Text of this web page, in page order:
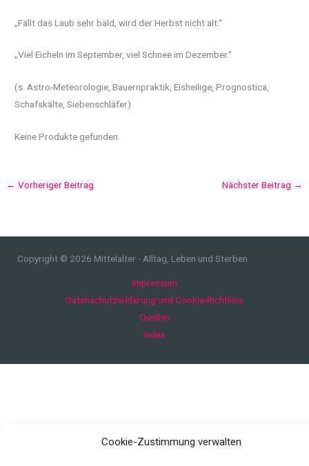
Cookie-Zustimmung verwalten
„Fällt das Laub sehr bald, wird der Herbst nicht alt.“
„Viel Eicheln im September, viel Schnee im Dezember.“
(s. Astro-Meteorologie, Bauernpraktik, Eisheilige, Prognostica,
Schafskälte, Siebenschläfer)
Keine Produkte gefunden.
← Vorheriger Beitrag Nächster Beitrag →
Copyright © 2026 Mittelalter - Alltag, Leben und Sterben
Impressum
Datenschutzerklärung und Cookie-Richtlinie
Quellen
Index